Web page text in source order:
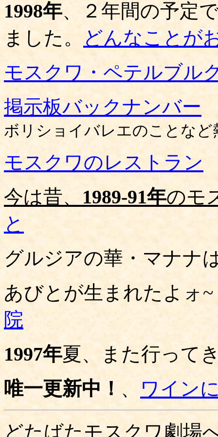
1998年、２年間の予定
ました。
どんなことが
モスクワ・ペテルブル
掲示板バックナンバー
ボリショイバレエのことな
モスクワのレストラン
今は昔、 1989-91年のモ
と
グルジアの華・マナナ
あびとが生まれたよォ ~
院
1997年夏、また行って
唯一更新中！ 、
ワイン
どたばたモスクワ劇場